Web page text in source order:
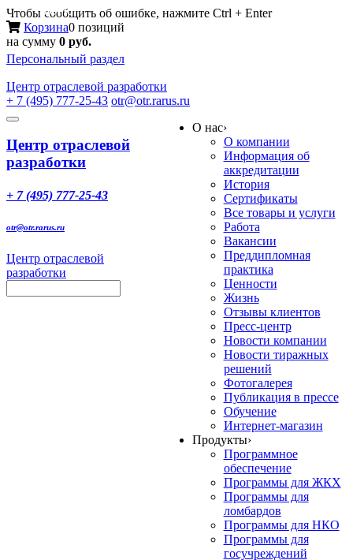
Чтобы сообщить об ошибке, нажмите Ctrl + Enter
Корзина0 позиций
на сумму 0 руб.
Персональный раздел
Центр отраслевой разработки
+ 7 (495) 777-25-43 otr@otr.rarus.ru
Toggle
Меню
Центр отраслевой
разработки
+ 7 (495) 777-25-43
otr@otr.rarus.ru
Центр отраслевой
разработки
О нас›
О компании
Информация об
аккредитации
История
Сертификаты
Все товары и услуги
Работа
Вакансии
Преддипломная
практика
Ценности
Жизнь
Отзывы клиентов
Пресс-центр
Новости компании
Новости тиражных
решений
Фотогалерея
Публикация в прессе
Обучение
Интернет-магазин
Продукты›
Программное
обеспечение
Программы для ЖКХ
Программы для
ломбардов
Программы для НКО
Программы для
госучреждений